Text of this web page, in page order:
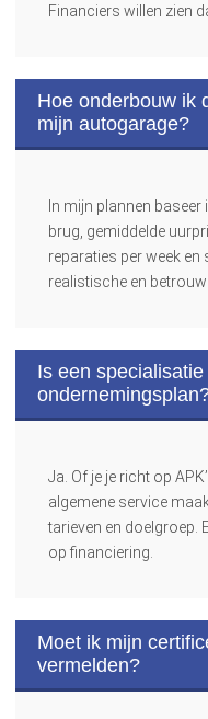
Financiers willen zien
Hoe onderbouw ik
mijn autogarage?
In mijn plannen
brug, gemiddelde
reparaties per week
realistische en
Is een
Ja. Of je je richt op
algemene service
tarieven en doelgroep.
op financiering.
Moet ik mijn
vermelden?